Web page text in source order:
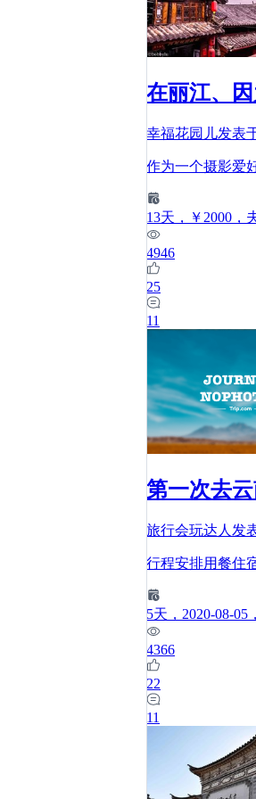
在丽江、
幸福花园儿发表
作为一个摄影爱
13天 ，￥2000 ，
4946
25
11
第一次去
旅行会玩达人 发
行程安排用餐住
5天 ，2020-08-05
4366
22
11